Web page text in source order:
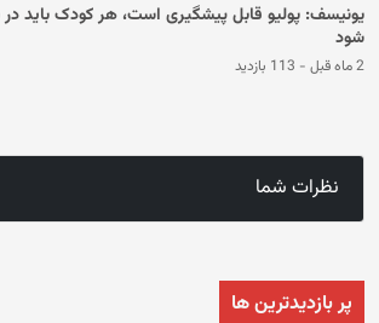
یونیسف: پولیو قابل پیشگیری است، هر کودک باید
شود
2 ماه قبل - 113 بازدید
نظرات شما
پر بازدیدترین ها